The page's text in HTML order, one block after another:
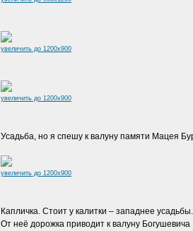
увеличить до 1200x900
увеличить до 1200x900
Усадьба, но я спешу к валуну памяти Мацея
увеличить до 1200x900
Капличка. Стоит у калитки – западнее усадьбы.
От неё дорожка приводит к валуну Богушевича